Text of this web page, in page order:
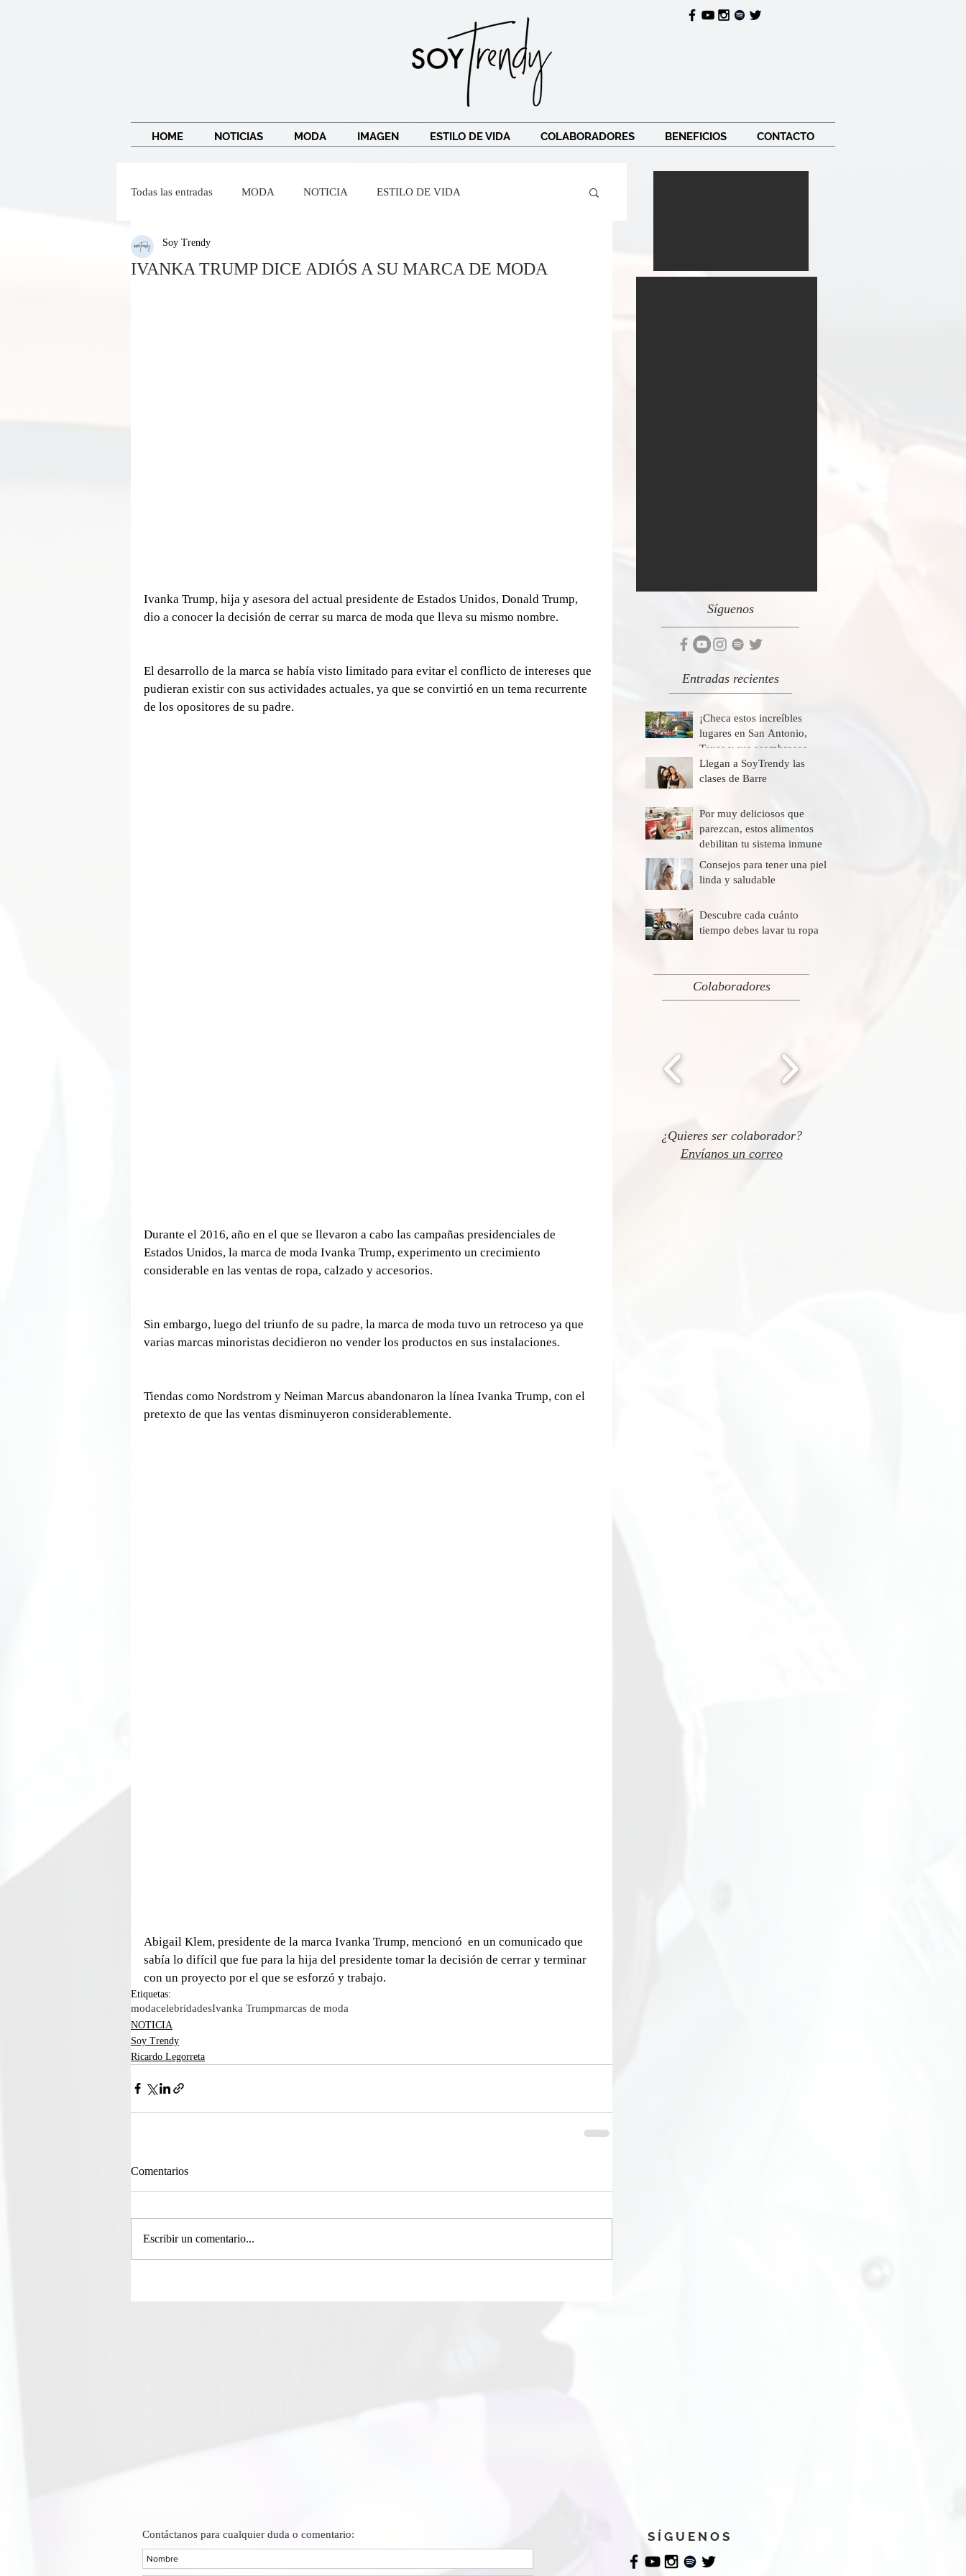
HOME NOTICIAS MODA IMAGEN ESTILO DE VIDA COLABORADORES BENEFICIOS CONTACTO
Todas las entradas MODA NOTICIA ESTILO DE VIDA
IMAGEN Y BELLEZA
IVANKA TRUMP DICE ADIÓS A SU MARCA DE MODA
Soy Trendy
Ivanka Trump, hija y asesora del actual presidente de Estados Unidos, Donald Trump,
dio a conocer la decisión de cerrar su marca de moda que lleva su mismo nombre.
El desarrollo de la marca se había visto limitado para evitar el conflicto de intereses que
pudieran existir con sus actividades actuales, ya que se convirtió en un tema recurrente
de los opositores de su padre.
Durante el 2016, año en el que se llevaron a cabo las campañas presidenciales de
Estados Unidos, la marca de moda Ivanka Trump, experimento un crecimiento
considerable en las ventas de ropa, calzado y accesorios.
Sin embargo, luego del triunfo de su padre, la marca de moda tuvo un retroceso ya que
varias marcas minoristas decidieron no vender los productos en sus instalaciones.
Tiendas como Nordstrom y Neiman Marcus abandonaron la línea Ivanka Trump, con el
pretexto de que las ventas disminuyeron considerablemente.
Abigail Klem, presidente de la marca Ivanka Trump, mencionó  en un comunicado que
sabía lo difícil que fue para la hija del presidente tomar la decisión de cerrar y terminar
con un proyecto por el que se esforzó y trabajo.
Etiquetas:
modacelebridadesIvanka Trumpmarcas de moda
NOTICIA
Soy Trendy
Ricardo Legorreta
Comentarios
Escribir un comentario...
Síguenos
Entradas recientes
¡Checa estos increíbles
lugares en San Antonio,
Texas y sus asombrosos
descuentos!
Llegan a SoyTrendy las
clases de Barre
Por muy deliciosos que
parezcan, estos alimentos
debilitan tu sistema inmune
Consejos para tener una piel
linda y saludable
Descubre cada cuánto
tiempo debes lavar tu ropa
Colaboradores
¿Quieres ser colaborador?
Envíanos un correo
S Í G U E N O S
Contáctanos para cualquier duda o comentario: